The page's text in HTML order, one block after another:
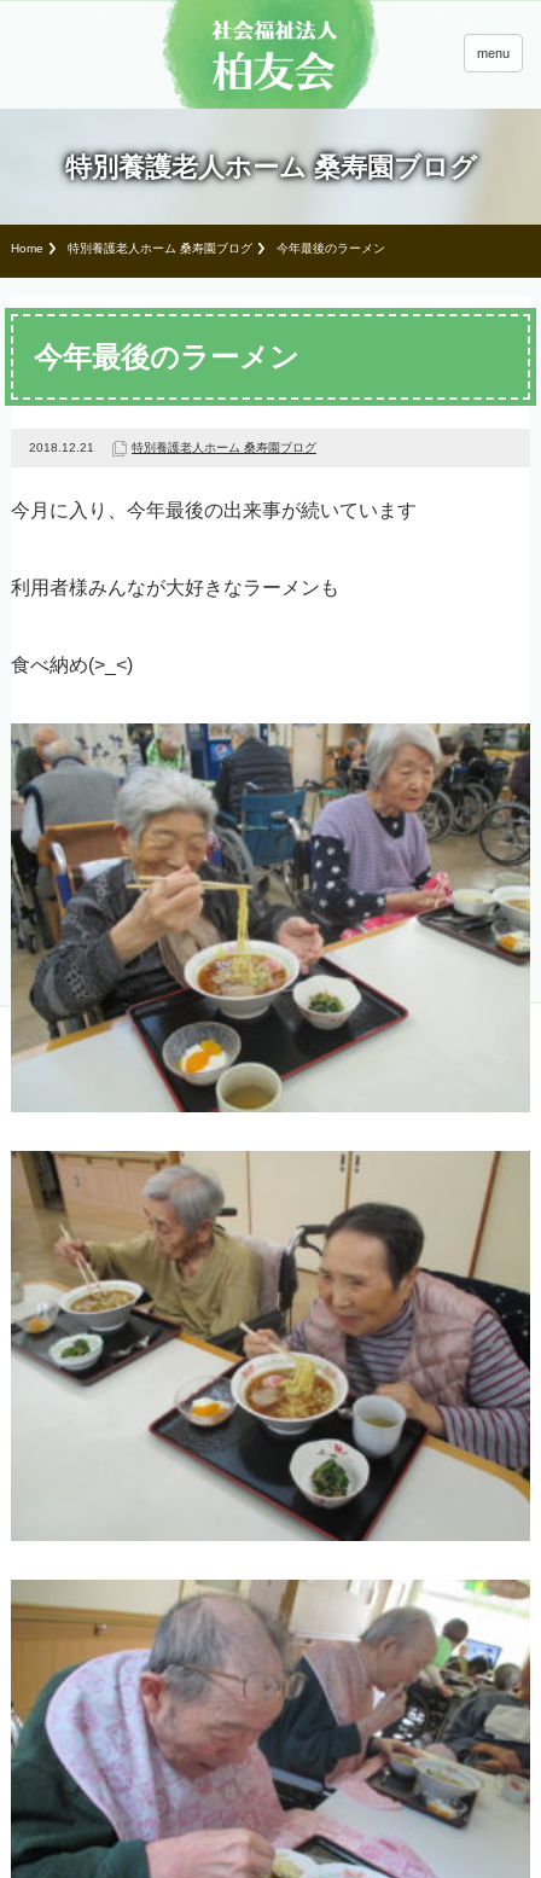
menu
特別養護老人ホーム 桑寿園ブログ
Home 特別養護老人ホーム 桑寿園ブログ 今年最後のラーメン
今年最後のラーメン
2018.12.21 特別養護老人ホーム 桑寿園ブログ
今月に入り、今年最後の出来事が続いています
利用者様みんなが大好きなラーメンも
食べ納め(>_<)